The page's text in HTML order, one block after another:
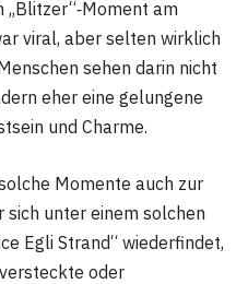
„Blitzer“‑Moment am
viral, aber selten wirklich
sehen darin nicht
eher eine gelungene
und Charme.
Momente auch zur
unter einem solchen
Egli Strand“ wiederfindet,
oder